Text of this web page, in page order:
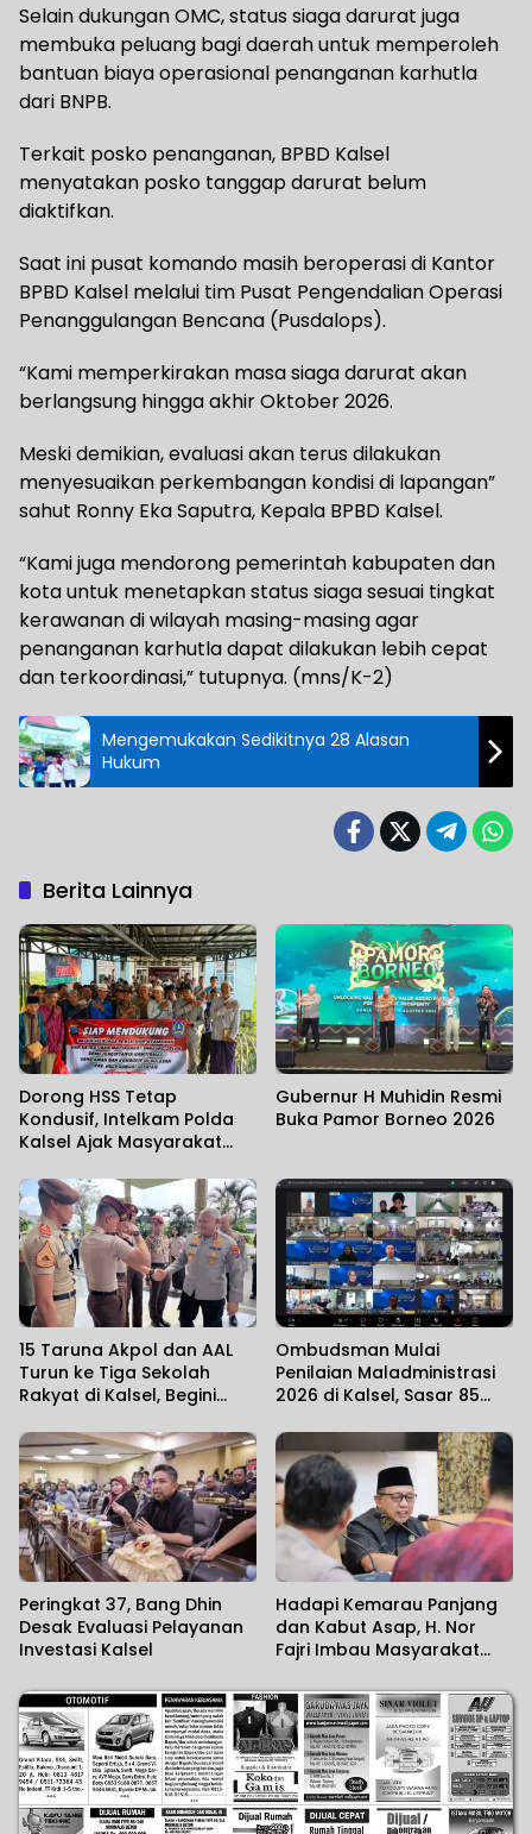
Selain dukungan OMC, status siaga darurat juga
membuka peluang bagi daerah untuk memperoleh
bantuan biaya operasional penanganan karhutla
dari BNPB.
Terkait posko penanganan, BPBD Kalsel
menyatakan posko tanggap darurat belum
diaktifkan.
Saat ini pusat komando masih beroperasi di Kantor
BPBD Kalsel melalui tim Pusat Pengendalian Operasi
Penanggulangan Bencana (Pusdalops).
“Kami memperkirakan masa siaga darurat akan
berlangsung hingga akhir Oktober 2026.
Meski demikian, evaluasi akan terus dilakukan
menyesuaikan perkembangan kondisi di lapangan”
sahut Ronny Eka Saputra, Kepala BPBD Kalsel.
“Kami juga mendorong pemerintah kabupaten dan
kota untuk menetapkan status siaga sesuai tingkat
kerawanan di wilayah masing-masing agar
penanganan karhutla dapat dilakukan lebih cepat
dan terkoordinasi,” tutupnya. (mns/K-2)
Mengemukakan Sedikitnya 28 Alasan
Hukum
Berita Lainnya
Dorong HSS Tetap
Kondusif, Intelkam Polda
Kalsel Ajak Masyarakat
Gubernur H Muhidin Resmi
Buka Pamor Borneo 2026
15 Taruna Akpol dan AAL
Turun ke Tiga Sekolah
Rakyat di Kalsel, Begini
Ombudsman Mulai
Penilaian Maladministrasi
2026 di Kalsel, Sasar 85
Peringkat 37, Bang Dhin
Desak Evaluasi Pelayanan
Investasi Kalsel
Hadapi Kemarau Panjang
dan Kabut Asap, H. Nor
Fajri Imbau Masyarakat